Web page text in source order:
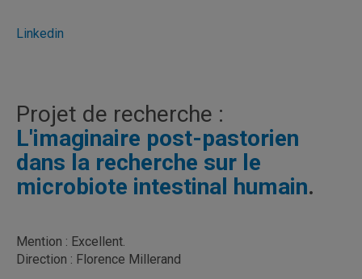
Linkedin
Projet de recherche :
L'imaginaire post-pastorien
dans la recherche sur le
microbiote intestinal humain.
Mention : Excellent.
Direction : Florence Millerand